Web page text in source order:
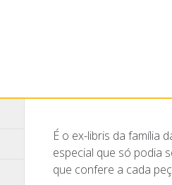
É o ex-libris da família
especial que só podia
que confere a cada